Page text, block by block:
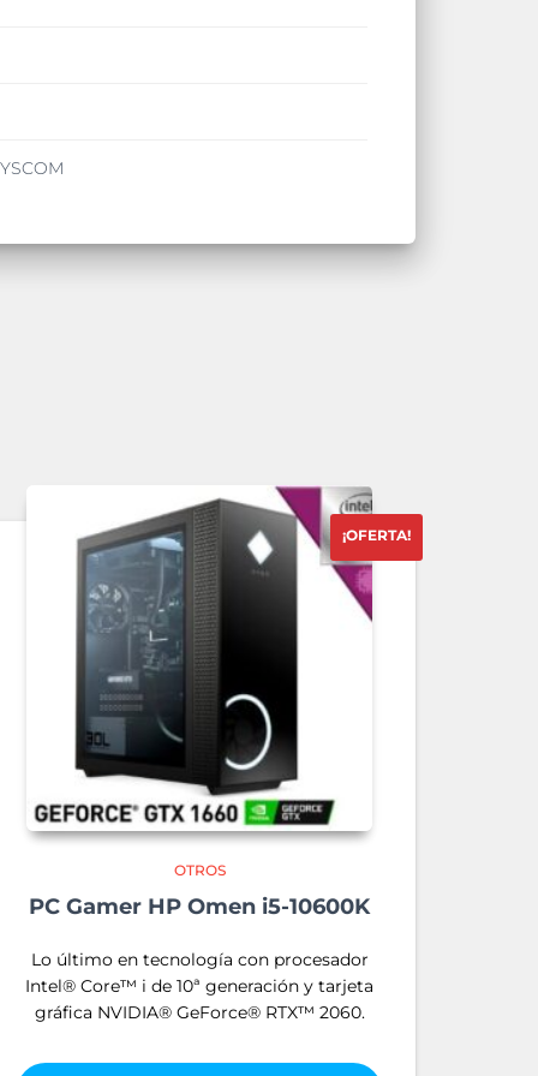
¡OFERTA!
OTROS
PC Gamer HP Omen i5-10600K
Lo último en tecnología con procesador
Intel® Core™ i de 10ª generación y tarjeta
gráfica NVIDIA® GeForce® RTX™ 2060.